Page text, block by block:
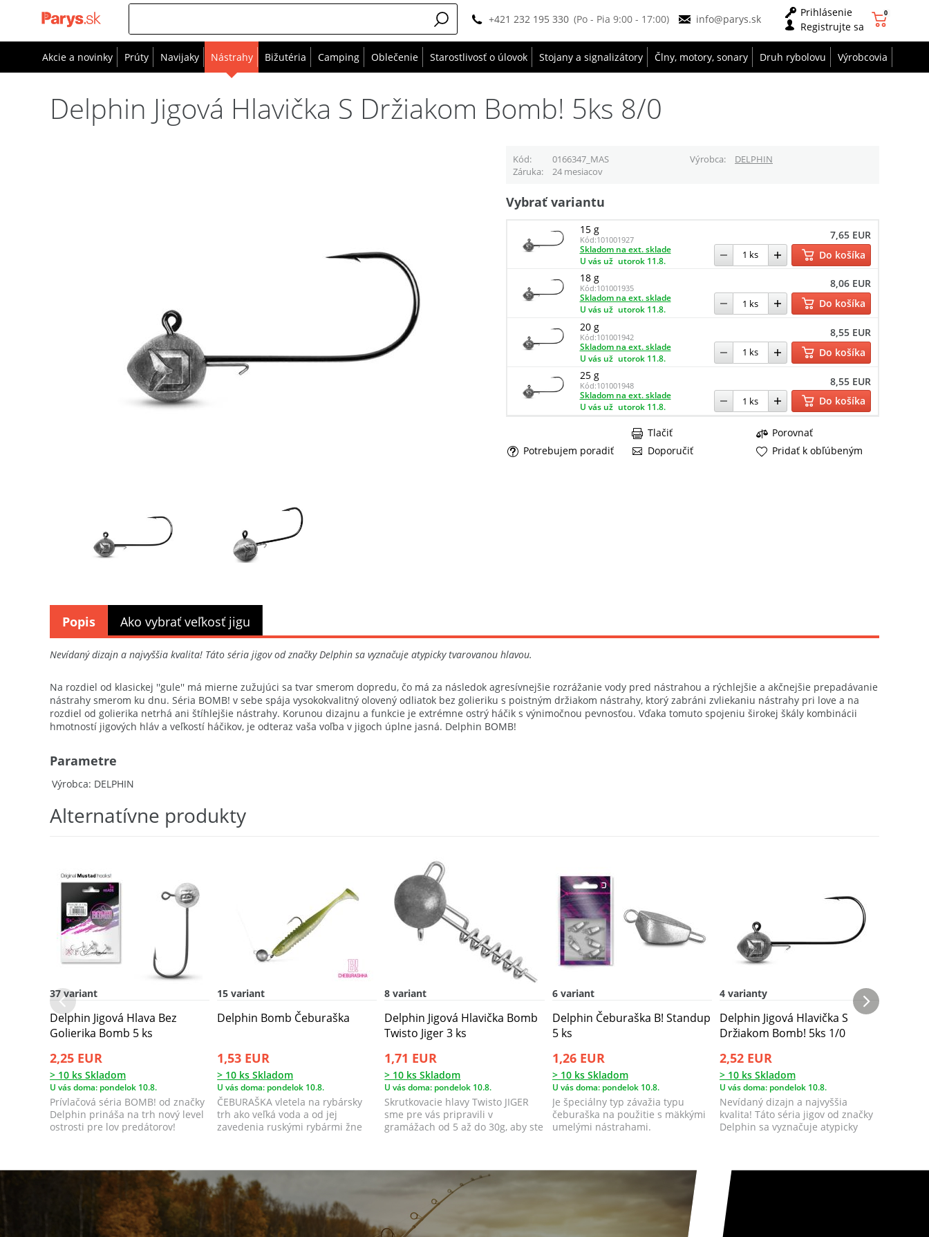
+421 232 195 330 (Po - Pia 9:00 - 17:00) info@parys.sk
Prihlásenie
Registrujte sa
0
Akcie a novinky Prúty Navijaky Nástrahy Bižutéria Camping Oblečenie Starostlivosť o úlovok Stojany a signalizátory Člny, motory, sonary Druh rybolovu Výrobcovia
Delphin Jigová Hlavička S Držiakom Bomb! 5ks 8/0
Kód 0166347_MAS Výrobca
DELPHIN
Záruka
24 mesiacov
Vybrať variantu
15 g
Kód:101001927 7,65 EUR
Skladom na ext. sklade
U vás už utorok 11.8.
Do košíka
18 g
Kód:101001935 8,06 EUR
Skladom na ext. sklade
U vás už utorok 11.8.
Do košíka
20 g
Kód:101001942 8,55 EUR
Skladom na ext. sklade
U vás už utorok 11.8.
Do košíka
25 g
Kód:101001948 8,55 EUR
Skladom na ext. sklade
U vás už utorok 11.8. Do košíka
Porovnať
Potrebujem poradiť
Doporučiť
Tlačiť
Pridať k obľúbeným
Nevídaný dizajn a najvyššia kvalita! Táto séria jigov od značky Delphin sa vyznačuje atypicky tvarovanou hlavou.
Na rozdiel od klasickej ''gule'' má mierne zužujúci sa tvar smerom dopredu, čo má za následok agresívnejšie rozrážanie vody pred nástrahou a rýchlejšie a akčnejšie prepadávanie
nástrahy smerom ku dnu. Séria BOMB! v sebe spája vysokokvalitný olovený odliatok bez golieriku s poistným držiakom nástrahy, ktorý zabráni zvliekaniu nástrahy pri love a na
rozdiel od golierika netrhá ani štíhlejšie nástrahy. Korunou dizajnu a funkcie je extrémne ostrý háčik s výnimočnou pevnosťou. Vďaka tomuto spojeniu širokej škály kombinácii
hmotností jigových hláv a veľkostí háčikov, je odteraz vaša voľba v jigoch úplne jasná. Delphin BOMB!
Výrobca DELPHIN
Parametre
Popis Ako vybrať veľkosť jigu
Alternatívne produkty
37 variant
Delphin Jigová Hlava Bez
Golierika Bomb 5 ks
2,25 EUR
> 10 ks Skladom
U vás doma: pondelok 10.8.
Prívlačová séria BOMB! od značky
Delphin prináša na trh nový level
ostrosti pre lov predátorov!
15 variant
Delphin Bomb Čeburaška
1,53 EUR
> 10 ks Skladom
U vás doma: pondelok 10.8.
ČEBURAŠKA vletela na rybársky
trh ako veľká voda a od jej
zavedenia ruskými rybármi žne
8 variant
Delphin Jigová Hlavička Bomb
Twisto Jiger 3 ks
1,71 EUR
> 10 ks Skladom
U vás doma: pondelok 10.8.
Skrutkovacie hlavy Twisto JIGER
sme pre vás pripravili v
gramážach od 5 až do 30g, aby ste
6 variant
Delphin Čeburaška B! Standup
5 ks
1,26 EUR
> 10 ks Skladom
U vás doma: pondelok 10.8.
Je špeciálny typ závažia typu
čeburaška na použitie s mäkkými
umelými nástrahami.
4 varianty
Delphin Jigová Hlavička S
Držiakom Bomb! 5ks 1/0
2,52 EUR
> 10 ks Skladom
U vás doma: pondelok 10.8.
Nevídaný dizajn a najvyššia
kvalita! Táto séria jigov od značky
Delphin sa vyznačuje atypicky